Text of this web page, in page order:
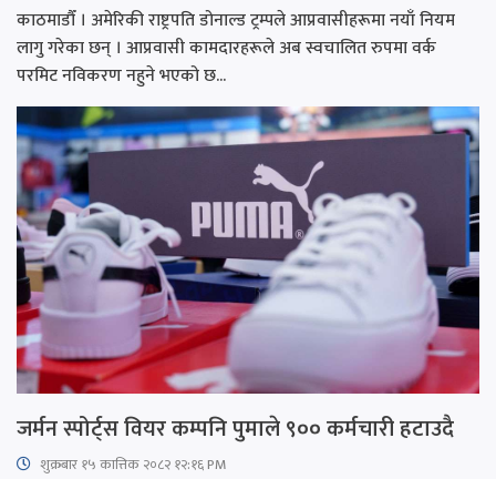
काठमाडौँ । अमेरिकी राष्ट्रपति डोनाल्ड ट्रम्पले आप्रवासीहरूमा नयाँ नियम
लागु गरेका छन् । आप्रवासी कामदारहरूले अब स्वचालित रुपमा वर्क
परमिट नविकरण नहुने भएको छ...
जर्मन स्पोर्ट्स वियर कम्पनि पुमाले ९०० कर्मचारी हटाउदै
शुक्रबार​ १५ कात्तिक २०८२ १२:१६ PM